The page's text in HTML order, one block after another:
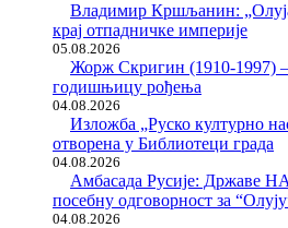
Владимир Кршљанин:
крај отпадничке империје
05.08.2026
Жорж Скригин (1910-1997)
годишњицу рођења
04.08.2026
Изложба „Руско културно
отворена у Библиотеци града
04.08.2026
Амбасада Русије: Државе
посебну одговорност за
04.08.2026